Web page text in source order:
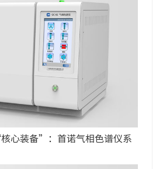
心装备”：首诺气相色谱仪系